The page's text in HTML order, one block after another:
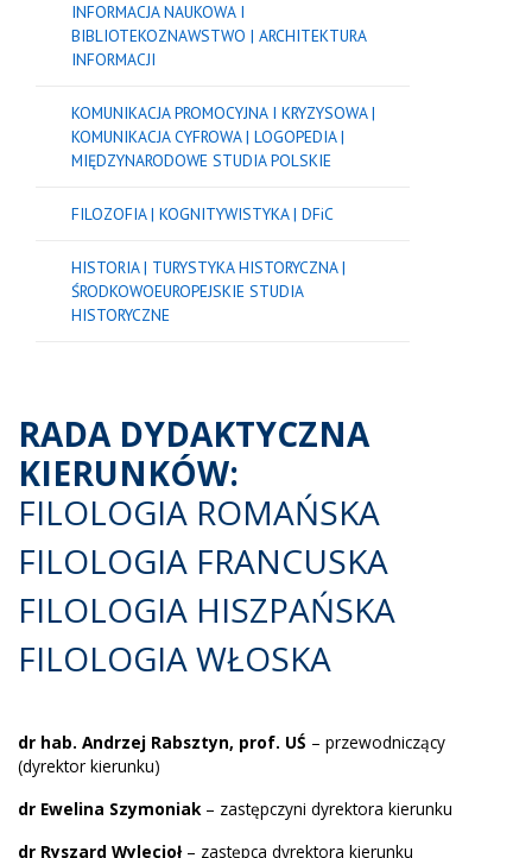
RADA DYDAKTYCZNA
KIERUNKÓW:
FILOLOGIA ROMAŃSKA
FILOLOGIA FRANCUSKA
FILOLOGIA HISZPAŃSKA
FILOLOGIA WŁOSKA
dr hab. Andrzej Rabsztyn, prof. UŚ – przewodniczący
(dyrektor kierunku)
dr Ewelina Szymoniak – zastępczyni dyrektora kierunku
dr Ryszard Wylecioł – zastępca dyrektora kierunku
INFORMACJA NAUKOWA I
BIBLIOTEKOZNAWSTWO | ARCHITEKTURA
INFORMACJI
KOMUNIKACJA PROMOCYJNA I KRYZYSOWA |
KOMUNIKACJA CYFROWA | LOGOPEDIA |
MIĘDZYNARODOWE STUDIA POLSKIE
FILOZOFIA | KOGNITYWISTYKA | DFiC
HISTORIA | TURYSTYKA HISTORYCZNA |
ŚRODKOWOEUROPEJSKIE STUDIA
HISTORYCZNE